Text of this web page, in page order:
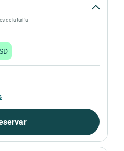
de la tarifa